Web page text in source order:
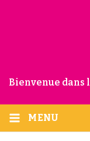
Bienvenue dans
MENU